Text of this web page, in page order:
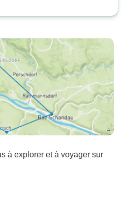
à explorer et à voyager sur